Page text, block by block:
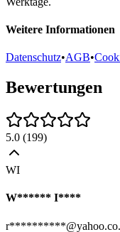
Weitere Informationen
Datenschutz•AGB•
Bewertungen
5.0 (199)
WI
W****** I****